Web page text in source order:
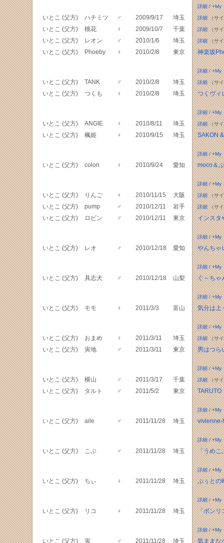
詳細/+My
いとこ (父方) ハチミツ ♂ 2009/9/17 埼玉 詳細（サイ
いとこ (父方) 桃花 ♀ 2009/10/7 千葉 詳細（サイ
いとこ (父方) レオン ♂ 2010/1/6 埼玉 詳細（サイ
いとこ (父方) Phoeby ♀ 2010/2/8 東京 神楽坂
詳細/+My
いとこ (父方) TANK ♂ 2010/2/8 埼玉 詳細（サイ
いとこ (父方) つくも ♀ 2010/2/8 埼玉 つくヴィ
詳細/+My
いとこ (父方) ANGIE ♀ 2010/8/11 埼玉 詳細（サイ
いとこ (父方) 楓姫 ♀ 2010/9/15 埼玉 SAKON
詳細/+My
いとこ (父方) colon ♀ 2010/9/24 愛知 moco＆
詳細/+My
いとこ (父方) りんご ♀ 2010/11/15 大阪 詳細（サイ
いとこ (父方) pump ♂ 2010/12/11 岩手 詳細（サイ
いとこ (父方) ロビン ♂ 2010/12/11 東京 インスタ
詳細/+My
いとこ (父方) レオ ♂ 2010/12/18 愛知 やんちゃ
詳細/+My
いとこ (父方) 具志犬 ♂ 2010/12/18 山梨 ぐ～ちゃ
詳細/+My
いとこ (父方) モモ ♀ 2011/3/3 富山 気分は上
詳細/+My
いとこ (父方) おまめ ♀ 2011/3/11 埼玉 詳細（サイ
いとこ (父方) 寅地 ♂ 2011/3/11 東京 男はつら
詳細/+My
いとこ (父方) 横山 ♂ 2011/3/17 千葉 詳細（サイ
いとこ (父方) タルト ♂ 2011/5/2 東京 TARUTO
詳細/+My
いとこ (父方) aile ♂ 2011/11/28 埼玉 vivienne-
詳細/+My
いとこ (父方) こぶ ♂ 2011/11/28 埼玉 「うめこ
詳細/+My
いとこ (父方) ちぃ ♀ 2011/11/28 埼玉 ぷぅとの
詳細/+My
いとこ (父方) リコ ♀ 2011/11/28 埼玉 「ボンリ
詳細/+My
いとこ (父方) 寅 ♂ 2011/11/28 埼玉 気ままな